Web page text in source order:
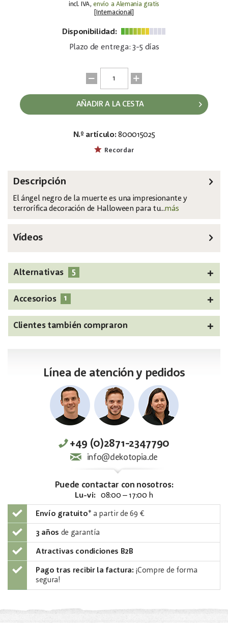
incl. IVA,envío a Alemania gratis
Internacional]
Disponibilidad:
Plazo de entrega: 3-5 días
AÑADIR A LA CESTA
N.º artículo: 800015025
Recordar
Descripción
El ángel negro de la muerte es una impresionante y
terrorífica decoración de Halloween para tu...más
Vídeos
Alternativas 5
Accesorios 1
Clientes también compraron
Línea de atención y pedidos
+49 (0)2871-2347790
info@dekotopia.de
Puede contactar con nosotros:
Lu-vi: 08:00 – 17:00 h
Envío gratuito* a partir de 69 €
3 años de garantía
Atractivas condiciones B2B
Pago tras recibir la factura: ¡Compre de forma
segura!